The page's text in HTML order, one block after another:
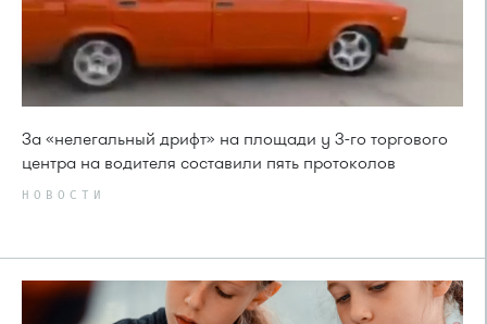
За «нелегальный дрифт» на площади у 3-го торгового
центра на водителя составили пять протоколов
НОВОСТИ